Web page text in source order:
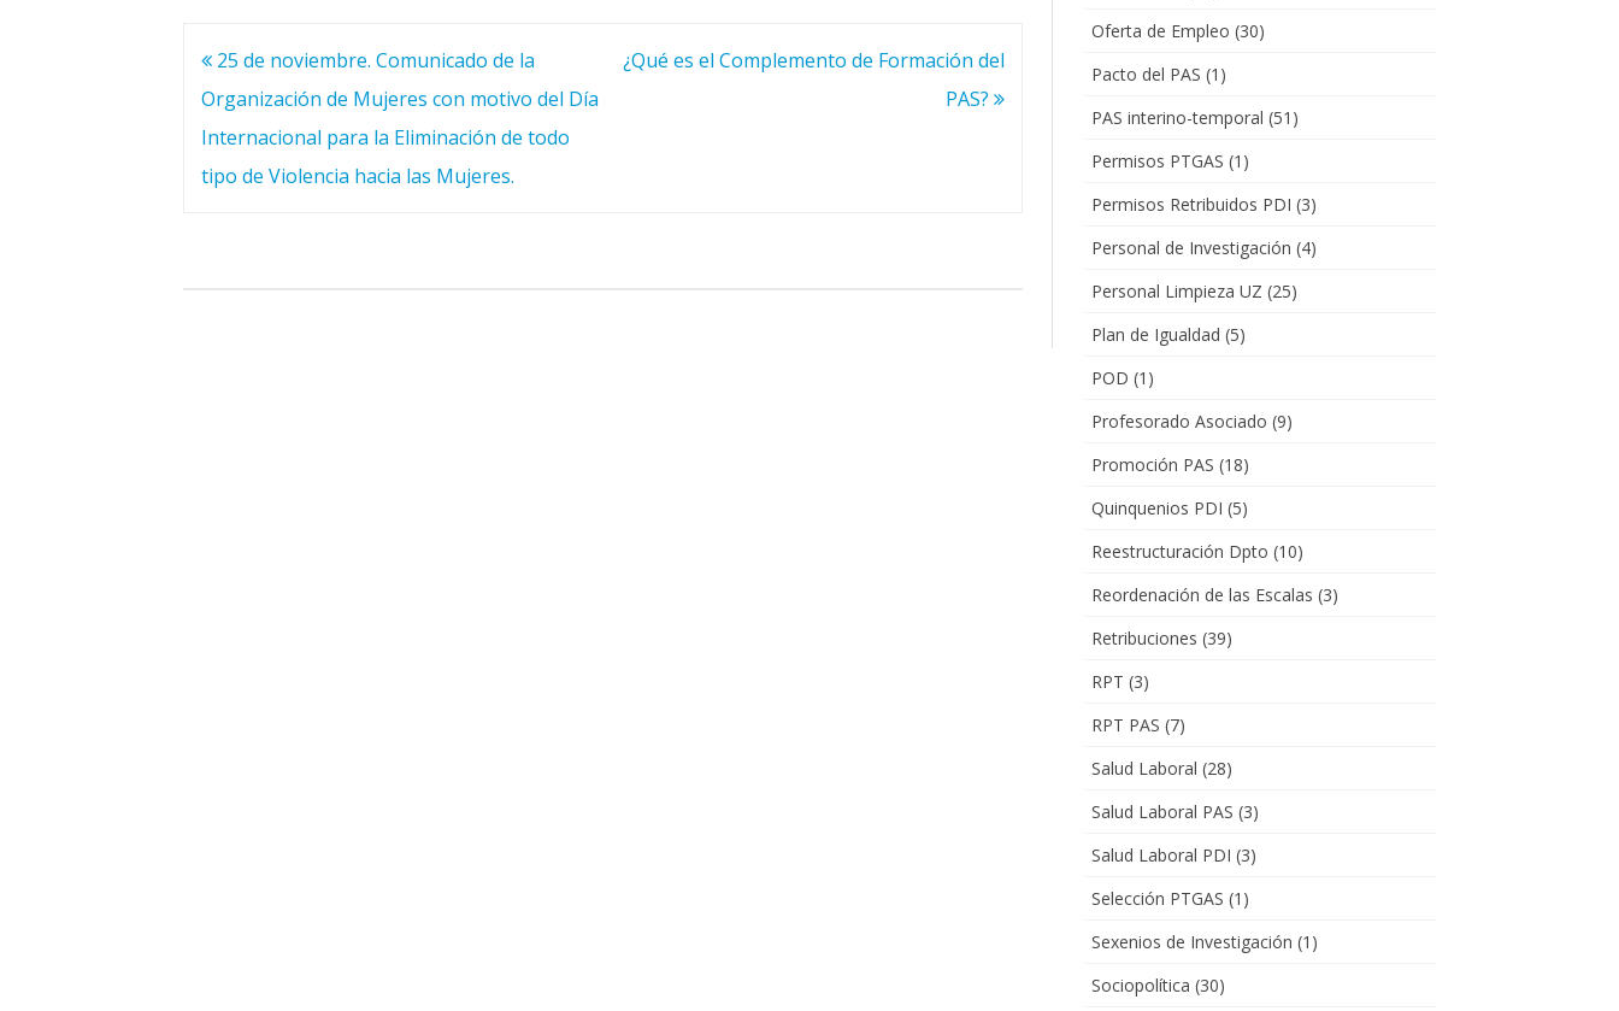
Navegación
de
entradas
25 de noviembre. Comunicado de la
Organización de Mujeres con motivo del Día
Internacional para la Eliminación de todo
tipo de Violencia hacia las Mujeres.
¿Qué es el Complemento de Formación del
PAS?
Oferta de Empleo (30)
Pacto del PAS (1)
PAS interino-temporal (51)
Permisos PTGAS (1)
Permisos Retribuidos PDI (3)
Personal de Investigación (4)
Personal Limpieza UZ (25)
Plan de Igualdad (5)
POD (1)
Profesorado Asociado (9)
Promoción PAS (18)
Quinquenios PDI (5)
Reestructuración Dpto (10)
Reordenación de las Escalas (3)
Retribuciones (39)
RPT (3)
RPT PAS (7)
Salud Laboral (28)
Salud Laboral PAS (3)
Salud Laboral PDI (3)
Selección PTGAS (1)
Sexenios de Investigación (1)
Sociopolítica (30)